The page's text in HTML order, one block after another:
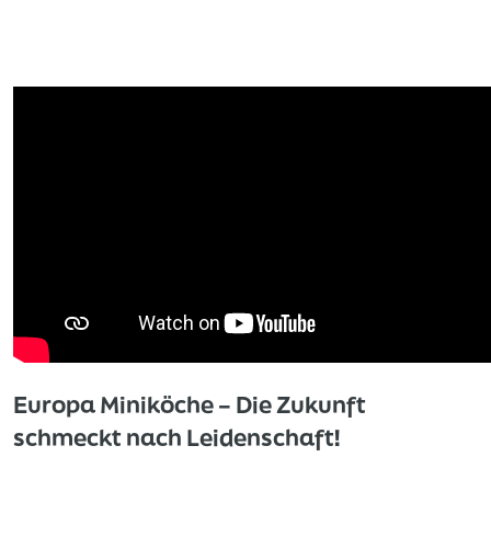
Europa Miniköche – Die Zukunft
schmeckt nach Leidenschaft!